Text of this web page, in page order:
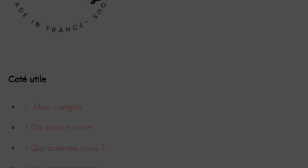
Coté utile
Mon compte
Où nous trouver
Qui sommes nous ?